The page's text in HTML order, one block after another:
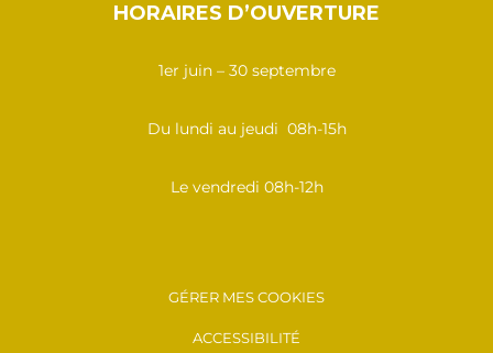
HORAIRES D’OUVERTURE
1er juin – 30 septembre
Du lundi au jeudi 08h-15h
Le vendredi 08h-12h
GÉRER MES COOKIES
ACCESSIBILITÉ